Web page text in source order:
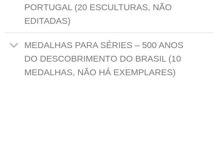
PORTUGAL (20 ESCULTURAS, NÃO
EDITADAS)
MEDALHAS PARA SÉRIES – 500 ANOS
DO DESCOBRIMENTO DO BRASIL (10
MEDALHAS, NÃO HÁ EXEMPLARES)